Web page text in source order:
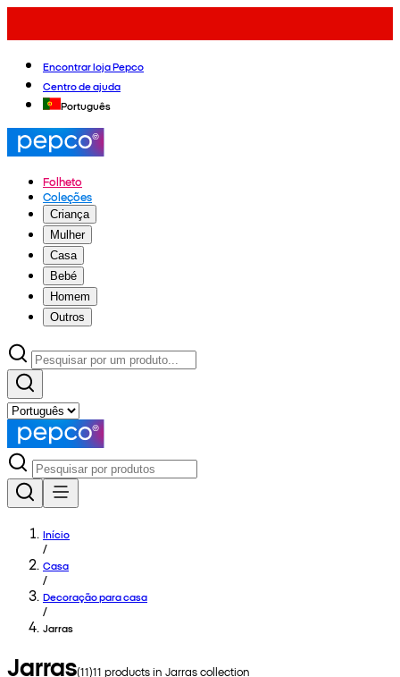
Encontrar loja Pepco
Centro de ajuda
Português
Folheto
Coleções
Criança
Mulher
Casa
Bebé
Homem
Outros
Início
/
Casa
/
Decoração para casa
/
Jarras
Jarras(11)11 products inJarrascollection